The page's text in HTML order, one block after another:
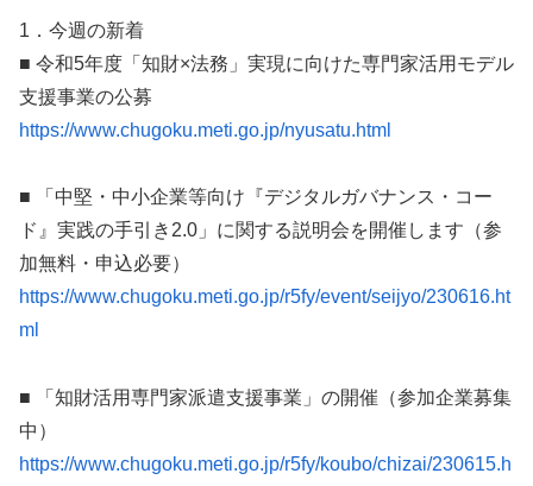
1．今週の新着
■ 令和5年度「知財×法務」実現に向けた専門家活用モデル
支援事業の公募
https://www.chugoku.meti.go.jp/nyusatu.html
■ 「中堅・中小企業等向け『デジタルガバナンス・コー
ド』実践の手引き2.0」に関する説明会を開催します（参
加無料・申込必要）
https://www.chugoku.meti.go.jp/r5fy/event/seijyo/230616.ht
ml
■ 「知財活用専門家派遣支援事業」の開催（参加企業募集
中）
https://www.chugoku.meti.go.jp/r5fy/koubo/chizai/230615.h